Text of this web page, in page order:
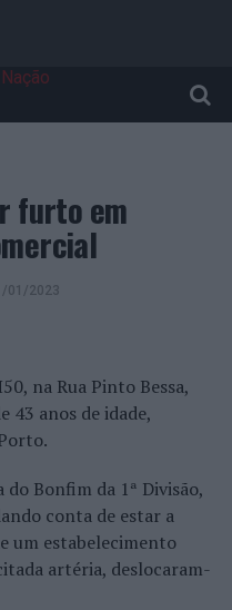
furto em
01/2023
na Rua Pinto Bessa,
43 anos de idade,
Bonfim da 1ª Divisão,
conta de estar a
um estabelecimento
artéria, deslocaram-